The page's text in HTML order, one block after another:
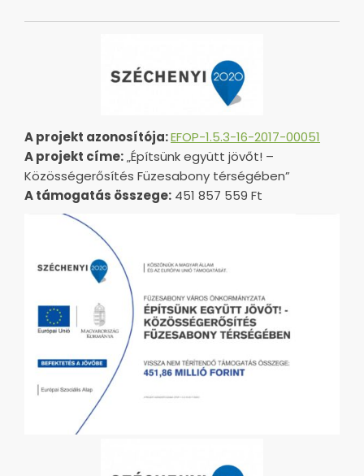
A projekt azonosítója:EFOP-1.5.3-16-2017-00051
A projekt címe:„Építsünk együtt jövőt! –
Közösségerősítés Füzesabony térségében”
A támogatás összege: 451 857 559 Ft